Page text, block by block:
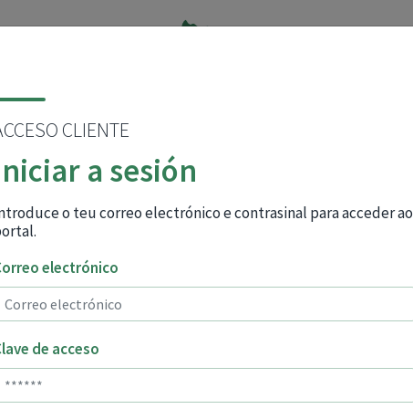
CLIENTE
a sesión
o teu correo electrónico e contrasinal para acceder ao
electrónico
de acceso
de
dos vosos seguros. Os
ás necesidades e